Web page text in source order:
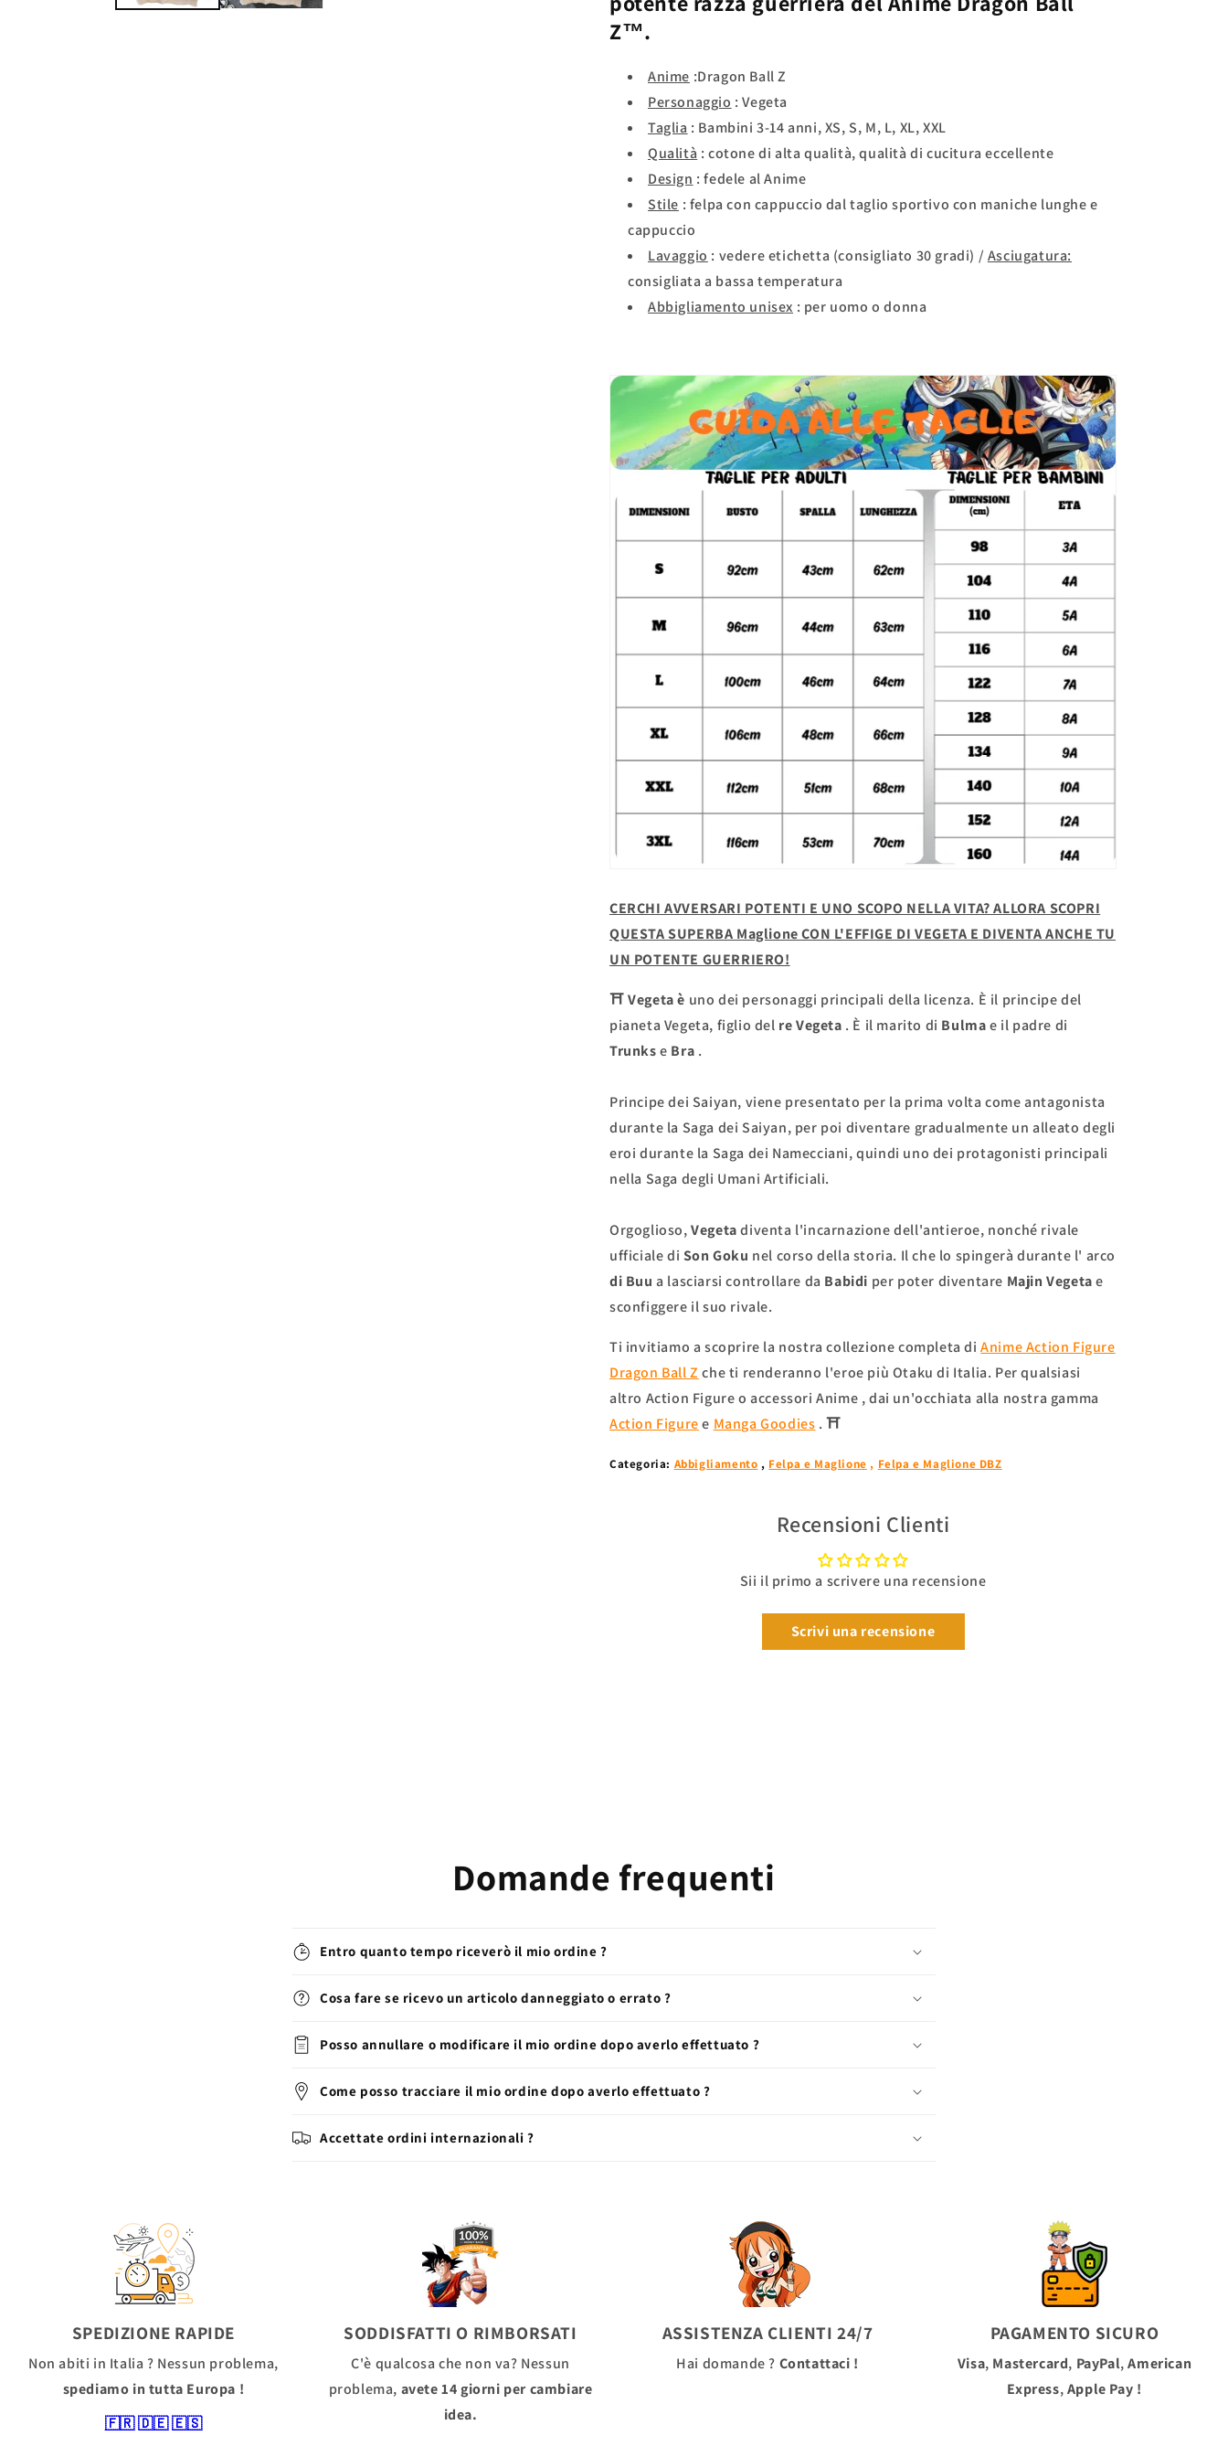
Z™.
Anime :Dragon Ball Z
Personaggio : Vegeta
Taglia : Bambini 3-14 anni, XS, S, M, L, XL, XXL
Qualità : cotone di alta qualità, qualità di cucitura eccellente
Design : fedele al Anime
Stile : felpa con cappuccio dal taglio sportivo con maniche lunghe e
cappuccio
Lavaggio : vedere etichetta (consigliato 30 gradi) / Asciugatura:
consigliata a bassa temperatura
Abbigliamento unisex : per uomo o donna
CERCHI AVVERSARI POTENTI E UNO SCOPO NELLA VITA? ALLORA SCOPRI
QUESTA SUPERBA Maglione CON L'EFFIGE DI VEGETA E DIVENTA ANCHE TU
UN POTENTE GUERRIERO!
⛩ Vegeta è uno dei personaggi principali della licenza. È il principe del
pianeta Vegeta, figlio del re Vegeta . È il marito di Bulmae il padre di
Trunks e Bra .
Principe dei Saiyan, viene presentato per la prima volta come antagonista
durante la Saga dei Saiyan, per poi diventare gradualmente un alleato degli
eroi durante la Saga dei Namecciani, quindi uno dei protagonisti principali
nella Saga degli Umani Artificiali.
Orgoglioso, Vegetadiventa l'incarnazione dell'antieroe, nonché rivale
ufficiale di Son Goku nel corso della storia. Il che lo spingerà durante l' arco
di Buu a lasciarsi controllare da Babidi per poter diventare Majin Vegeta e
sconfiggere il suo rivale.
Ti invitiamo a scoprire la nostra collezione completa di Anime Action Figure
Dragon Ball Z che ti renderanno l'eroe più Otaku di Italia. Per qualsiasi
altro Action Figure o accessori Anime , dai un'occhiata alla nostra gamma
Action Figure e Manga Goodies . ⛩
Categoria: Abbigliamento , Felpa e Maglione , Felpa e Maglione DBZ
Recensioni Clienti
Sii il primo a scrivere una recensione
Scrivi una recensione
Domande frequenti
Entro quanto tempo riceverò il mio ordine ?
Cosa fare se ricevo un articolo danneggiato o errato ?
Posso annullare o modificare il mio ordine dopo averlo effettuato ?
Come posso tracciare il mio ordine dopo averlo effettuato ?
Accettate ordini internazionali ?
SPEDIZIONE RAPIDE
Non abiti in Italia ? Nessun problema,
spediamo in tutta Europa !
🇫🇷🇩🇪🇪🇸
SODDISFATTI O RIMBORSATI
C'è qualcosa che non va? Nessun
problema, avete 14 giorni per cambiare
idea.
ASSISTENZA CLIENTI 24/7
Hai domande ? Contattaci !
PAGAMENTO SICURO
Visa, Mastercard, PayPal,American
Express,Apple Pay !